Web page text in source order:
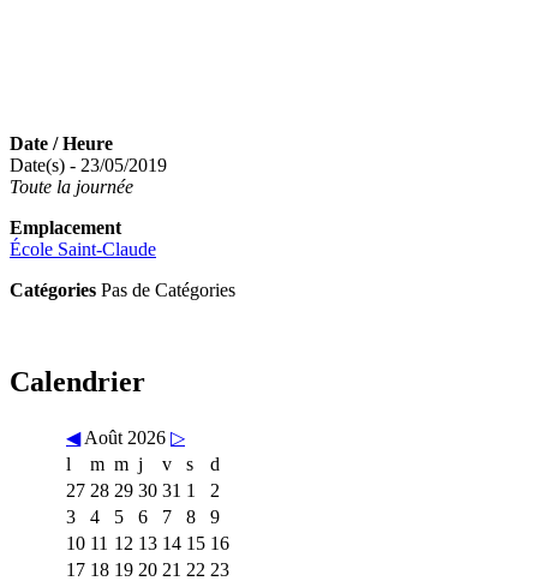
Date / Heure
Date(s) - 23/05/2019
Toute la journée
Emplacement
École Saint-Claude
Catégories Pas de Catégories
Calendrier
◀ Août 2026 ▷
l
m m j v s
d
27 28 29 30 31 1
2
3
4 5 6 7 8
9
10 11 12 13 14 15 16
17 18 19 20 21 22 23